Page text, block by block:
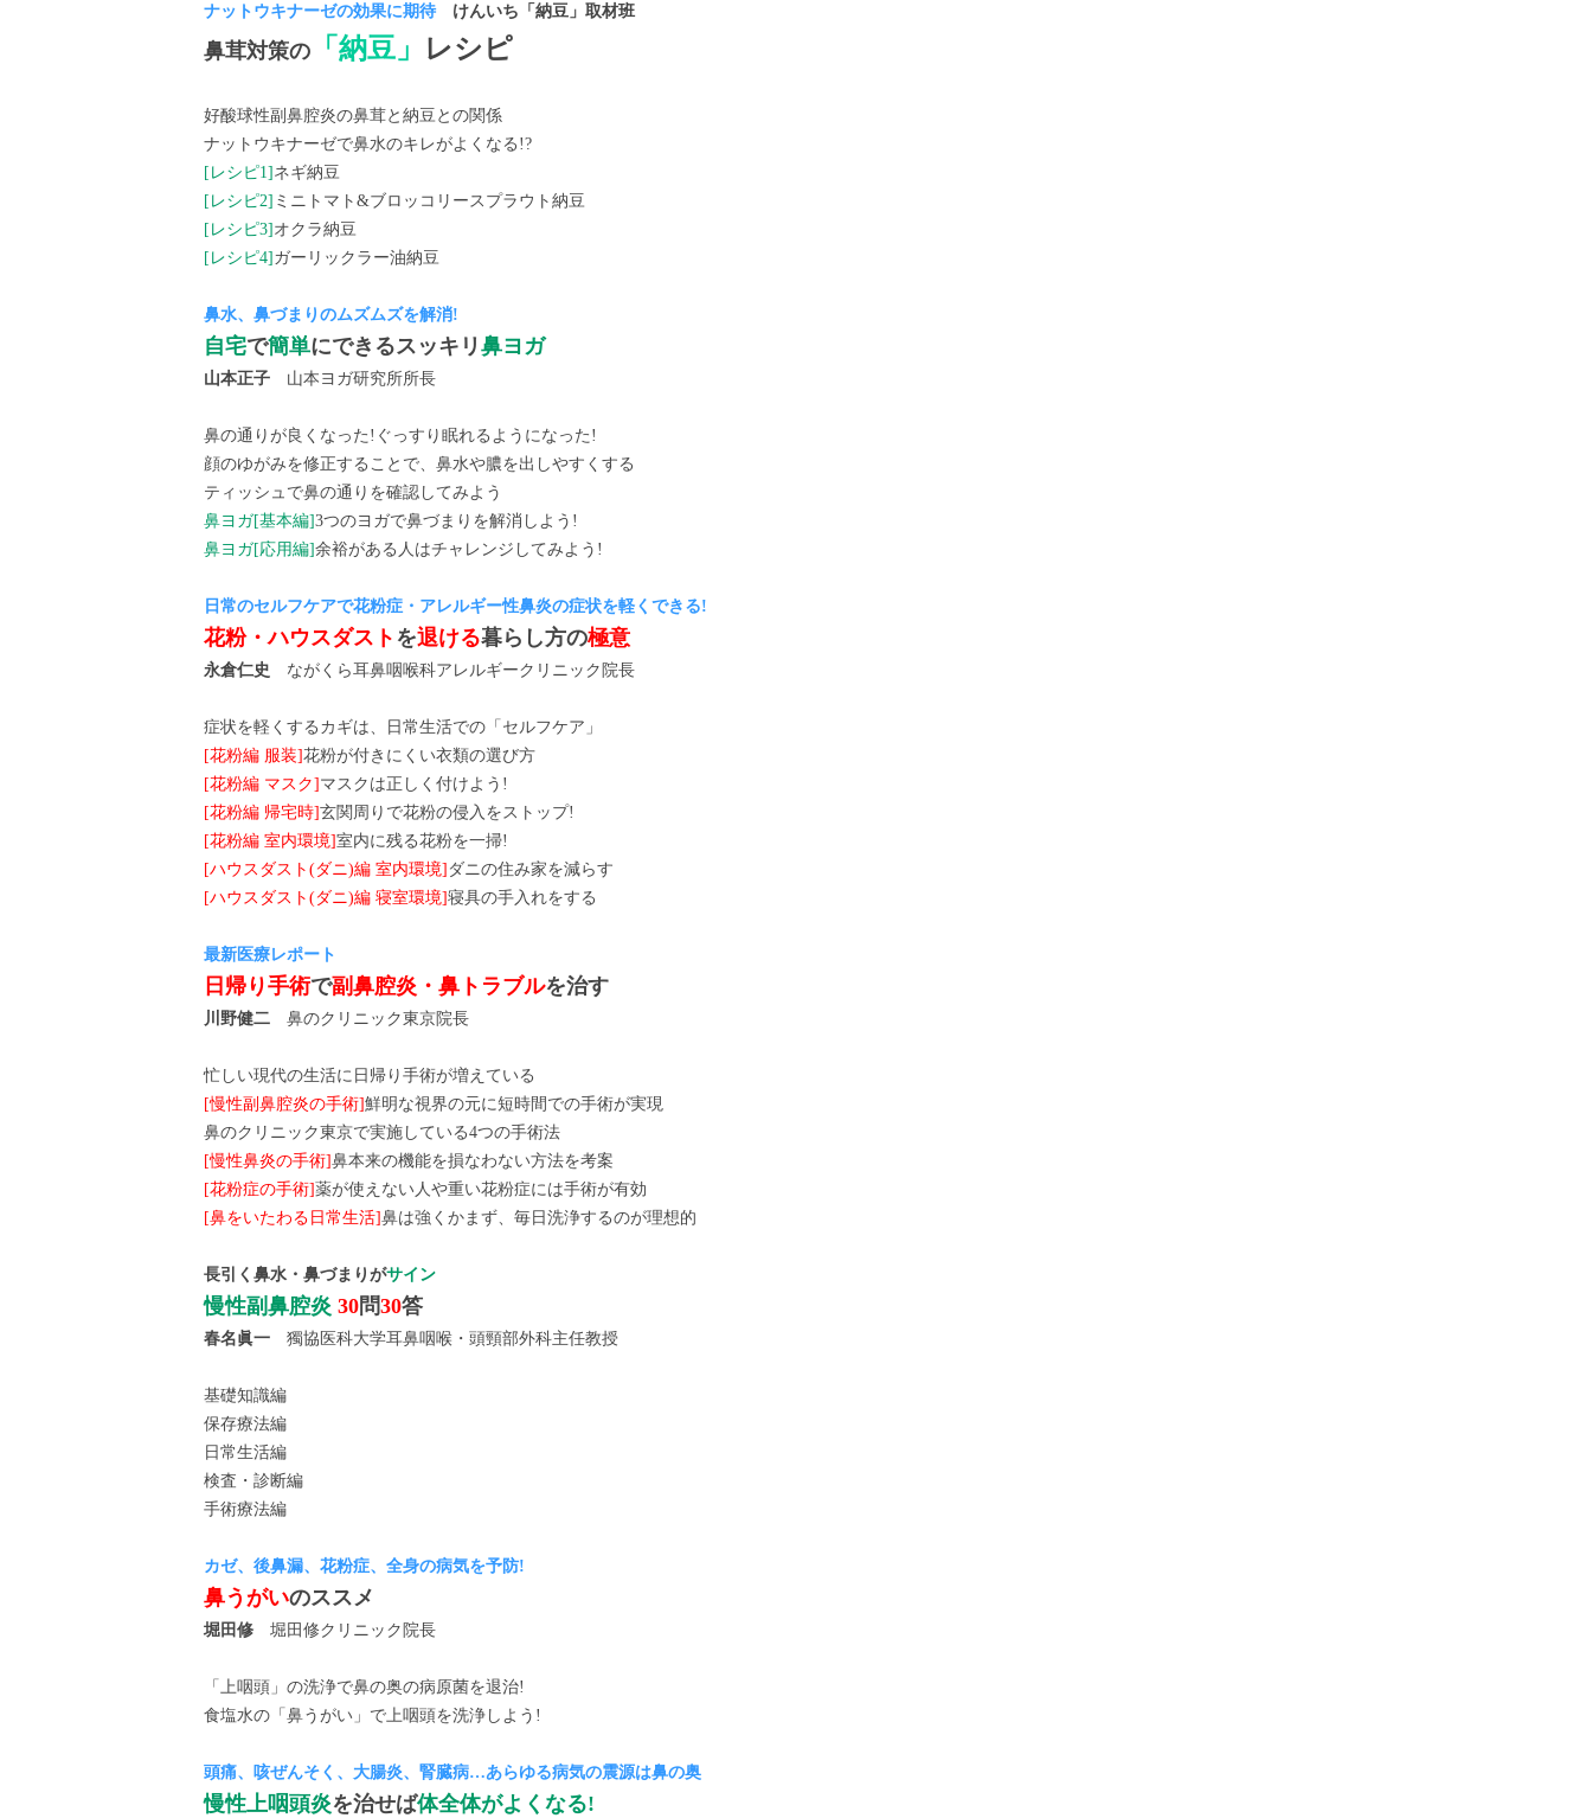
ナットウキナーゼの効果に期待けんいち「納豆」取材班
鼻茸対策の 「納豆」 レシピ
好酸球性副鼻腔炎の鼻茸と納豆との関係
ナットウキナーゼで鼻水のキレがよくなる!?
[レシピ1]ネギ納豆
[レシピ2] ミニトマト&ブロッコリースプラウト納豆
[レシピ3]オクラ納豆
[レシピ4]ガーリックラー油納豆
鼻水、鼻づまりのムズムズを解消!
自宅で簡単にできるスッキリ 鼻ヨガ
山本正子 山本ヨガ研究所所長
鼻の通りが良くなった!ぐっすり眠れるようになった!
顔のゆがみを修正することで、鼻水や膿を出しやすくする
ティッシュで鼻の通りを確認してみよう
鼻ヨガ[基本編]3つのヨガで鼻づまりを解消しよう!
鼻ヨガ[応用編]余裕がある人はチャレンジしてみよう!
日常のセルフケアで花粉症・アレルギー性鼻炎の症状を軽くできる!
花粉・ハウスダスト を退ける暮らし方の極意
永倉仁史 ながくら耳鼻咽喉科アレルギークリニック院長
症状を軽くするカギは、日常生活での「セルフケア」
[花粉編 服装]花粉が付きにくい衣類の選び方
[花粉編 マスク]マスクは正しく付けよう!
[花粉編 帰宅時]玄関周りで花粉の侵入をストップ!
[花粉編 室内環境]室内に残る花粉を一掃!
[ハウスダスト(ダニ)編 室内環境]ダニの住み家を減らす
[ハウスダスト(ダニ)編 寝室環境]寝具の手入れをする
最新医療レポート
日帰り手術で副鼻腔炎・鼻トラブルを治す
川野健二 鼻のクリニック東京院長
忙しい現代の生活に日帰り手術が増えている
[慢性副鼻腔炎の手術]鮮明な視界の元に短時間での手術が実現
鼻のクリニック東京で実施している4つの手術法
[慢性鼻炎の手術]鼻本来の機能を損なわない方法を考案
[花粉症の手術]薬が使えない人や重い花粉症には手術が有効
[鼻をいたわる日常生活]鼻は強くかまず、毎日洗浄するのが理想的
長引く鼻水・鼻づまりがサイン
慢性副鼻腔炎 30問30答
春名眞一 獨協医科大学耳鼻咽喉・頭頸部外科主任教授
基礎知識編
保存療法編
日常生活編
検査・診断編
手術療法編
カゼ、後鼻漏、花粉症、全身の病気を予防!
鼻うがいのススメ
堀田修 堀田修クリニック院長
「上咽頭」の洗浄で鼻の奥の病原菌を退治!
食塩水の「鼻うがい」で上咽頭を洗浄しよう!
頭痛、咳ぜんそく、大腸炎、腎臓病…あらゆる病気の震源は鼻の奥
慢性上咽頭炎を治せば体全体がよくなる!